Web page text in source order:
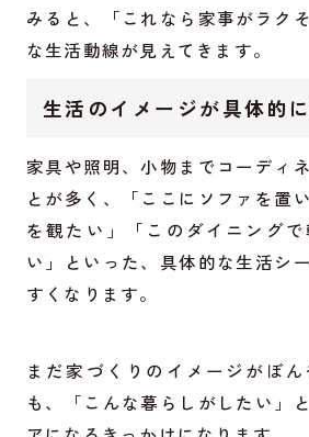
みると、「これなら家事がラク
な生活動線が見えてきます。
生活のイメージが具体的
家具や照明、小物までコーディ
とが多く、「ここにソファを置
を観たい」「このダイニング
い」といった、具体的な生活シ
すくなります。
まだ家づくりのイメージがぼ
も、「こんな暮らしがしたい」